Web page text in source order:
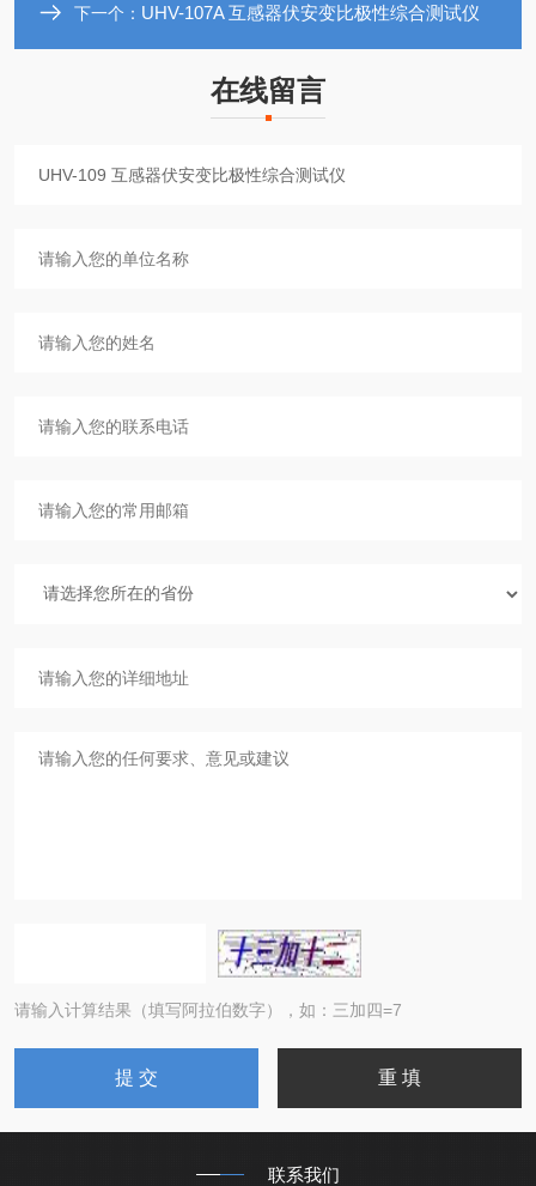
下一个： UHV-107A 互感器伏安变比极性综合测试仪
在线留言
请输入计算结果（填写阿拉伯数字），如：三加四=7
联系我们